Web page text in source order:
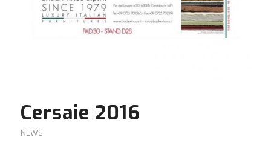
Cersaie 2016
NEWS